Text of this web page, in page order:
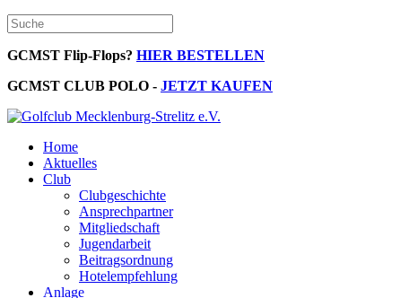
GCMST Flip-Flops? HIER BESTELLEN
GCMST CLUB POLO - JETZT KAUFEN
Home
Aktuelles
Club
Clubgeschichte
Ansprechpartner
Mitgliedschaft
Jugendarbeit
Beitragsordnung
Hotelempfehlung
Anlage